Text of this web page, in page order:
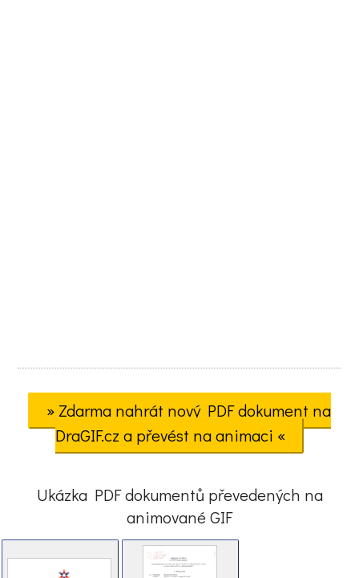
» Zdarma nahrát nový PDF dokument na
DraGIF.cz a převést na animaci «
Ukázka PDF dokumentů převedených na
animované GIF